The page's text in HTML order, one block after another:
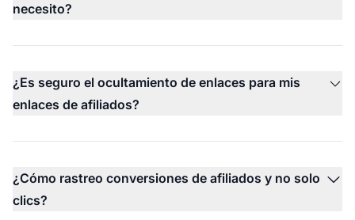
necesito?
¿Es seguro el ocultamiento de enlaces para mis
enlaces de afiliados?
¿Cómo rastreo conversiones de afiliados y no solo
clics?